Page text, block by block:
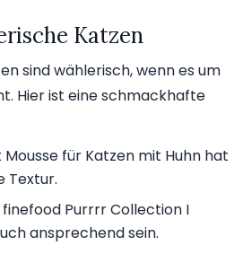
Katzen
sind wählerisch, wenn es um
Hier ist eine schmackhafte
für Katzen mit Huhn hat
Textur.
Purrrr Collection I
ansprechend sein.